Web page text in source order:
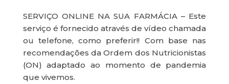
SERVIÇO ONLINE NA SUA FARMÁCIA – Este
serviço é fornecido através de vídeo chamada
ou telefone, como preferir!! Com base nas
recomendações da Ordem dos Nutricionistas
(ON) adaptado ao momento de pandemia
que vivemos.